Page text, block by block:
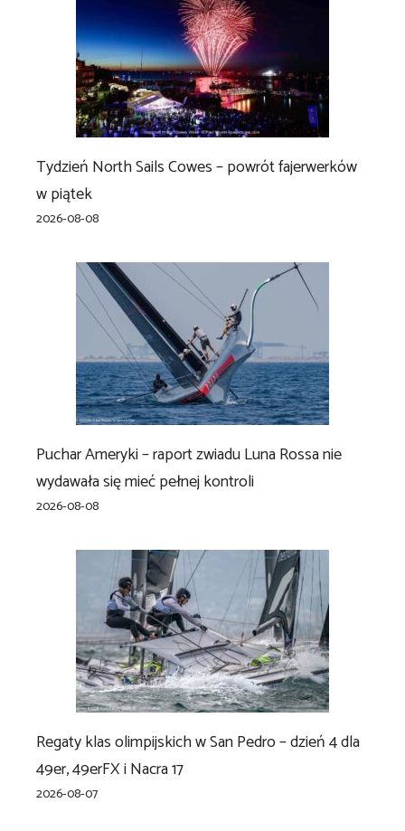
Tydzień North Sails Cowes – powrót fajerwerków
w piątek
2026-08-08
Puchar Ameryki – raport zwiadu Luna Rossa nie
wydawała się mieć pełnej kontroli
2026-08-08
Regaty klas olimpijskich w San Pedro – dzień 4 dla
49er, 49erFX i Nacra 17
2026-08-07